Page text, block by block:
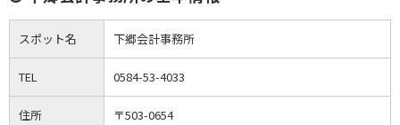
スポット名 下郷会計事務所
TEL 0584-53-4033
住所
〒503-0654